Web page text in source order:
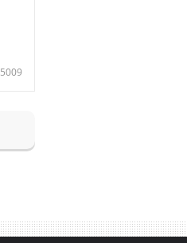
5009